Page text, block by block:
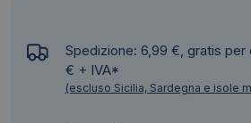
Spedizione: 6,99 €, gratis per
€ + IVA*
(escluso Sicilia, Sardegna e isole